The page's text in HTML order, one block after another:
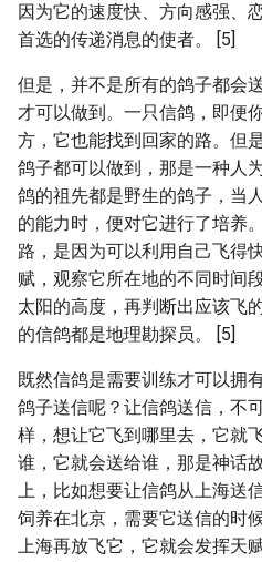
因为它的速度快、方向感强、
首选的传递消息的使者。 [5]
但是，并不是所有的鸽子都会
才可以做到。一只信鸽，即便
方，它也能找到回家的路。但
鸽子都可以做到，那是一种人
鸽的祖先都是野生的鸽子，当
的能力时，便对它进行了培养
路，是因为可以利用自己飞得
赋，观察它所在地的不同时间
太阳的高度，再判断出应该飞
的信鸽都是地理勘探员。 [5]
既然信鸽是需要训练才可以拥
鸽子送信呢？让信鸽送信，不
样，想让它飞到哪里去，它就
谁，它就会送给谁，那是神话
上，比如想要让信鸽从上海送
饲养在北京，需要它送信的时
上海再放飞它，它就会发挥天